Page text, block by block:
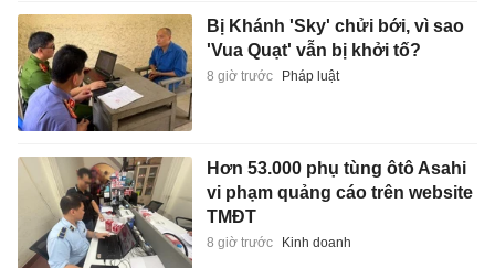
Bị Khánh 'Sky' chửi bới, vì sao
'Vua Quạt' vẫn bị khởi tố?
8 giờ trước Pháp luật
Hơn 53.000 phụ tùng ôtô Asahi
vi phạm quảng cáo trên website
TMĐT
8 giờ trước Kinh doanh